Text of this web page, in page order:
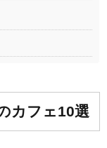
カフェ10選